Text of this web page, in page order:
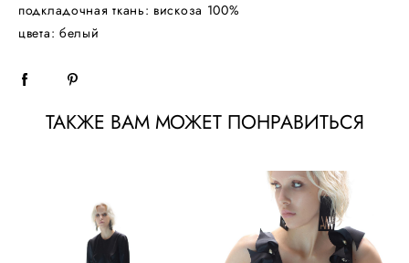
подкладочная ткань: вискоза 100%
цвета: белый
ТАКЖЕ ВАМ МОЖЕТ ПОНРАВИТЬСЯ